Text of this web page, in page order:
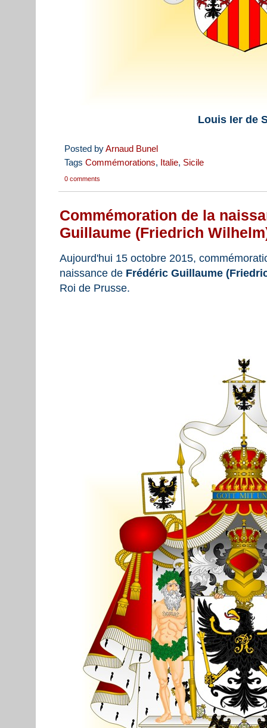
Louis Ier de
Posted byArnaud Bunel
Tags Commémorations, Italie, Sicile
0 comments
Commémoration de la
Guillaume (Friedrich
Aujourd'hui 15 octobre 2015,
naissance de Frédéric Guillaume
Roi de Prusse.